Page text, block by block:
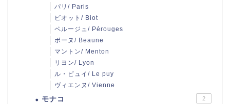
パリ/ Paris
ビオット/ Biot
ペルージュ/ Pérouges
ボーヌ/ Beaune
マントン/ Menton
リヨン/ Lyon
ル・ピュイ/ Le puy
ヴィエンヌ/ Vienne
モナコ 2